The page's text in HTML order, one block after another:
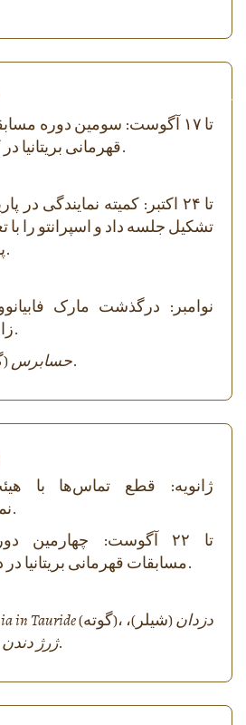
قهرمانی بریتانیا در کمبریج.
تشکیل جلسه داد و اسپرانتو را با
پذیرفت.
زامنهوف.
حسابرس(گوگول).
نمایندگی.
مسابقات قهرمانی بریتانیا در درسدن.
in Tauride (گوته)، دزدان(شیلر)،
ژرژ دندن(مولیر).